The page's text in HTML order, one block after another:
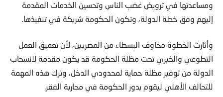
إليهم وفق خطة الدولة، وتكون الحكومة شريكة في تنفيذها.
التطوعي والخيري تحت مظلة الحكومة قد يكون مقدمة لانسحاب
الدولة من توفير مظلة حماية لمحدودي الدخل، وترك هذه المهمة
للتحالف الأهلي ليقوم بدور الحكومة في محاربة الفقر.